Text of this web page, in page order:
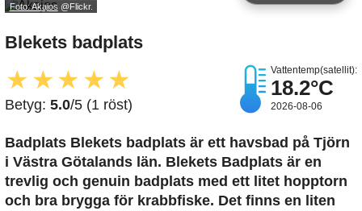
Foto: Akajos @Flickr.
Blekets badplats
★ ★★ ★★
Betyg: 5.0/5 (1 röst)
Vattentemp(satellit):
18.2°C
2026-08-06
Badplats Blekets badplats är ett havsbad på Tjörn
i Västra Götalands län. Blekets Badplats är en
trevlig och genuin badplats med ett litet hopptorn
och bra brygga för krabbfiske. Det finns en liten